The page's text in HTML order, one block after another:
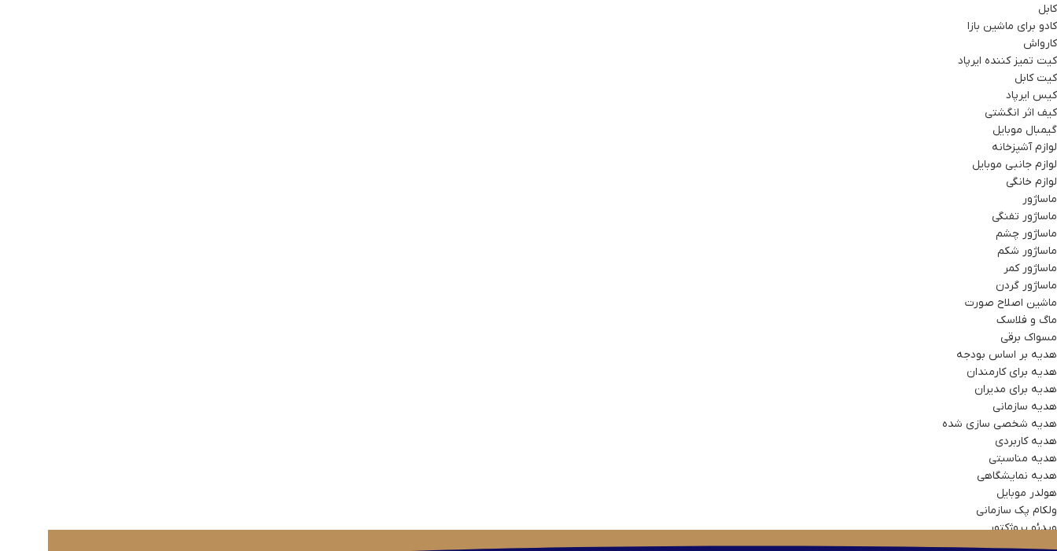
کابل
کادو برای ماشین بازا
کارواش
کیت تمیز کننده ایرپاد
کیت کابل
کیس ایرپاد
کیف اثر انگشتی
گیمبال موبایل
لوازم آشپزخانه
لوازم جانبی موبایل
لوازم خانگی
ماساژور
ماساژور تفنگی
ماساژور چشم
ماساژور شکم
ماساژور کمر
ماساژور گردن
ماشین اصلاح صورت
ماگ و فلاسک
مسواک برقی
هدیه بر اساس بودجه
هدیه برای کارمندان
هدیه برای مدیران
هدیه سازمانی
هدیه شخصی سازی شده
هدیه کاربردی
هدیه مناسبتی
هدیه نمایشگاهی
هولدر موبایل
ولکام پک سازمانی
ویدئو پروژکتور